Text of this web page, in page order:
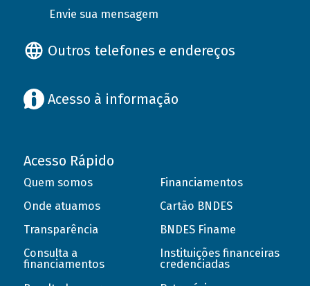
Envie sua mensagem
Outros telefones e endereços
Acesso à informação
Acesso Rápido
Quem somos
Onde atuamos
Transparência
Consulta a
financiamentos
Financiamentos
Cartão BNDES
BNDES Finame
Instituições financeiras
credenciadas